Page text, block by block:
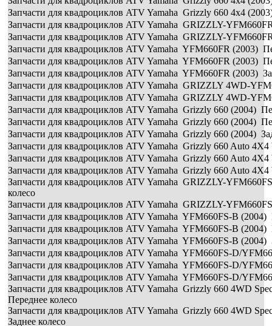
Запчасти для квадроциклов ATV Yamaha Grizzly 660 4x4
Запчасти для квадроциклов ATV Yamaha GRIZZLY-
Запчасти для квадроциклов ATV Yamaha GRIZZLY-
Запчасти для квадроциклов ATV Yamaha YFM660FR (2003)
Запчасти для квадроциклов ATV Yamaha YFM660FR (2003)
Запчасти для квадроциклов ATV Yamaha YFM660FR (2003)
Запчасти для квадроциклов ATV Yamaha GRIZZLY 4WD-
Запчасти для квадроциклов ATV Yamaha GRIZZLY 4WD-
Запчасти для квадроциклов ATV Yamaha Grizzly 660 (2004)
Запчасти для квадроциклов ATV Yamaha Grizzly 660 (2004)
Запчасти для квадроциклов ATV Yamaha Grizzly 660 (2004)
Запчасти для квадроциклов ATV Yamaha Grizzly 660 Auto
Запчасти для квадроциклов ATV Yamaha Grizzly 660 Auto
Запчасти для квадроциклов ATV Yamaha Grizzly 660 Auto 4X4
Запчасти для квадроциклов ATV Yamaha GRIZZLY-
колесо
Запчасти для квадроциклов ATV Yamaha GRIZZLY-
Запчасти для квадроциклов ATV Yamaha YFM660FS-B (2004)
Запчасти для квадроциклов ATV Yamaha YFM660FS-B (2004)
Запчасти для квадроциклов ATV Yamaha YFM660FS-B (2004)
Запчасти для квадроциклов ATV Yamaha YFM660FS-D/
Запчасти для квадроциклов ATV Yamaha YFM660FS-D/
Запчасти для квадроциклов ATV Yamaha YFM660FS-D/
Запчасти для квадроциклов ATV Yamaha Grizzly 660 4WD
Переднее колесо
Запчасти для квадроциклов ATV Yamaha Grizzly 660 4WD
Заднее колесо